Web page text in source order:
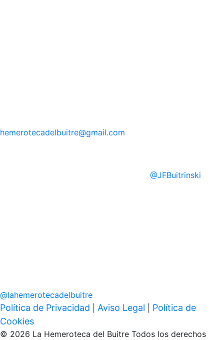
hemerotecadelbuitre@gmail.com
@JFBuitrinski
@lahemerotecadelbuitre
Política de Privacidad Aviso Legal
Política de
Cookies
© 2026 La Hemeroteca del Buitre Todos los derechos